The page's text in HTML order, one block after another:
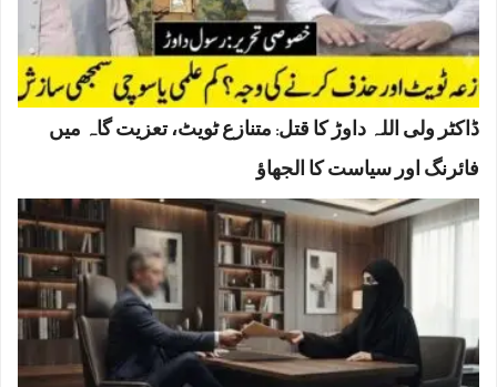
ڈاکٹر ولی اللہ داوڑ کا قتل: متنازع ٹویٹ، تعزیت گاہ میں
فائرنگ اور سیاست کا الجھاؤ